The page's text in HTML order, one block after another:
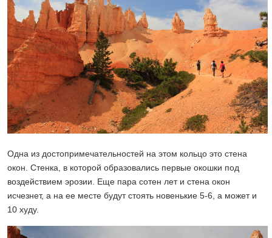
Одна из достопримечательностей на этом кольцо это стена
окон. Стенка, в которой образовались первые окошки под
воздействием эрозии. Еще пара сотен лет и стена окон
исчезнет, а на ее месте будут стоять новенькие 5-6, а может и
10 худу.